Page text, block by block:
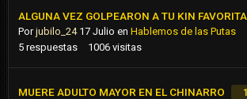
ALGUNA VEZ GOLPEARON A TU KIN FAVORITA
Porjubilo_24 17 Julio en Hablemos de las Putas
5 respuestas 1006 visitas
MUERE ADULTO MAYOR EN EL CHINARRO 1